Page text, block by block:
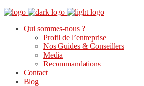
Qui sommes-nous ?
Profil de l’entreprise
Nos Guides & Conseillers
Media
Recommandations
Contact
Blog